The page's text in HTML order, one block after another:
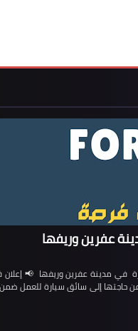
عفرين وريفها
مدينة عفرين وريفها 📢
حاجتها إلى سائق سيارة للعمل